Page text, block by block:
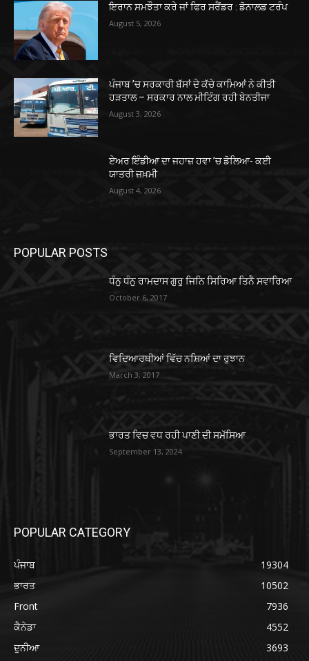
ਇਰਾਨ ਸਮਝੌਤਾ ਕਰੇ ਜਾਂ ਫਿਰ ਸਰੈਂਡਰ : ਡੋਨਾਲਡ ਟਰੰਪ
August 5, 2026
ਪੰਜਾਬ ’ਚ ਸਰਕਾਰੀ ਬੱਸਾਂ ਦੇ ਕੱਚੇ ਕਾਮਿਆਂ ਨੇ ਕੀਤੀ
ਹੜਤਾਲ – ਸਰਕਾਰ ਨਾਲ ਮੀਟਿੰਗ ਰਹੀ ਬੇਨਤੀਜਾ
August 3, 2026
ਏਅਰ ਇੰਡੀਆ ਦਾ ਜਹਾਜ਼ ਹਵਾ ’ਚ ਡੋਲਿਆ- ਕਈ
ਯਾਤਰੀ ਜ਼ਖ਼ਮੀ
August 4, 2026
POPULAR POSTS
ਧੰਨੁ ਧੰਨੁ ਰਾਮਦਾਸ ਗੁਰੁ ਜਿਨਿ ਸਿਰਿਆ ਤਿਨੈ ਸਵਾਰਿਆ
October 6, 2017
ਵਿਦਿਆਰਥੀਆਂ ਵਿੱਚ ਨਸ਼ਿਆਂ ਦਾ ਰੁਝਾਨ
March 3, 2017
ਭਾਰਤ ਵਿਚ ਵਧ ਰਹੀ ਪਾਣੀ ਦੀ ਸਮੱਸਿਆ
September 13, 2024
POPULAR CATEGORY
ਪੰਜਾਬ
19304
ਭਾਰਤ
10502
Front
7936
ਕੈਨੇਡਾ
4552
ਦੁਨੀਆ
3693